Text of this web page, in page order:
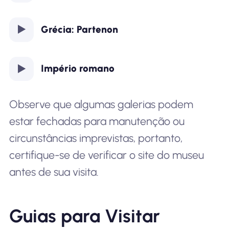
Grécia: Partenon
Império romano
Observe que algumas galerias podem
estar fechadas para manutenção ou
circunstâncias imprevistas, portanto,
certifique-se de verificar o site do museu
antes de sua visita.
Guias para Visitar